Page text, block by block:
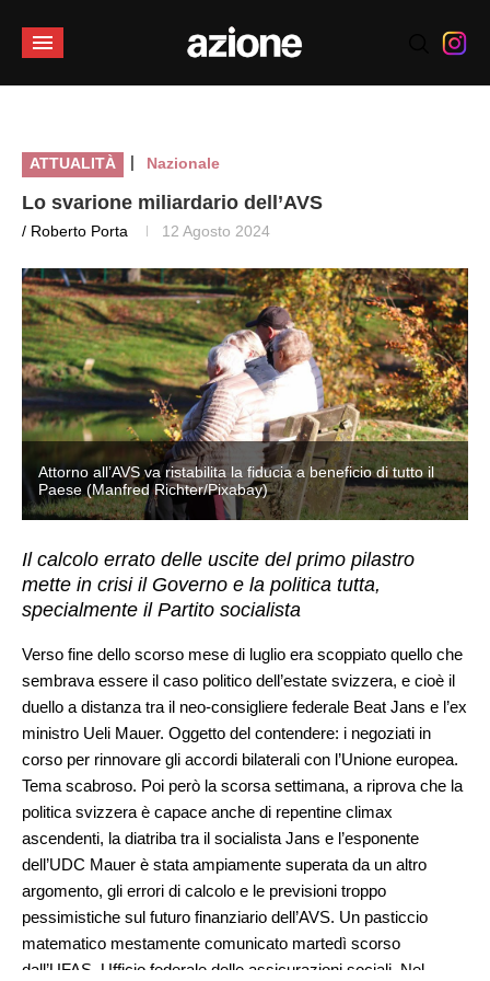
ATTUALITÀ | Nazionale
Lo svarione miliardario dell’AVS
/ Roberto Porta 12 Agosto 2024
Attorno all’AVS va ristabilita la fiducia a beneficio di tutto il
Paese (Manfred Richter/Pixabay)
Il calcolo errato delle uscite del primo pilastro
mette in crisi il Governo e la politica tutta,
specialmente il Partito socialista
Verso fine dello scorso mese di luglio era scoppiato quello che
sembrava essere il caso politico dell’estate svizzera, e cioè il
duello a distanza tra il neo-consigliere federale Beat Jans e l’ex
ministro Ueli Mauer. Oggetto del contendere: i negoziati in
corso per rinnovare gli accordi bilaterali con l’Unione europea.
Tema scabroso. Poi però la scorsa settimana, a riprova che la
politica svizzera è capace anche di repentine climax
ascendenti, la diatriba tra il socialista Jans e l’esponente
dell’UDC Mauer è stata ampiamente superata da un altro
argomento, gli errori di calcolo e le previsioni troppo
pessimistiche sul futuro finanziario dell’AVS. Un pasticcio
matematico mestamente comunicato martedì scorso
dall’UFAS, Ufficio federale delle assicurazioni sociali. Nel